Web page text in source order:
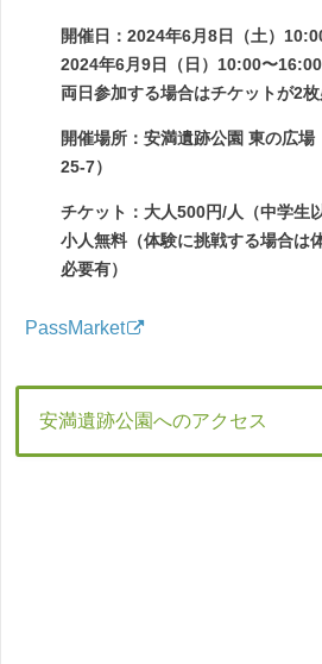
開催日：2024年6月8日（土）
2024年6月9日（日）10:00〜16:00
両日参加する場合はチケットが2
開催場所：安満遺跡公園 東の広
25-7）
チケット：大人500円/人（中学生
小人無料（体験に挑戦する場合は
必要有）
PassMarket
安満遺跡公園へのアクセス